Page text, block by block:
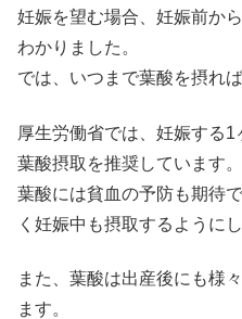
妊娠を望む場合、妊娠前か
わかりました。
では、いつまで葉酸を摂れ
厚生労働省では、妊娠する
葉酸摂取を推奨しています。
葉酸には貧血の予防も期待
く妊娠中も摂取するように
また、葉酸は出産後にも様
ます。